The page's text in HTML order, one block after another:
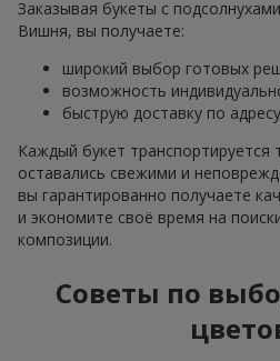
Заказывая букеты с
Вишня, вы получаете:
широкий выбор готовых
возможность
быструю доставку по
Каждый букет
оставались свежими и
вы гарантированно получаете
и экономите своё время на
композиции.
Советы по